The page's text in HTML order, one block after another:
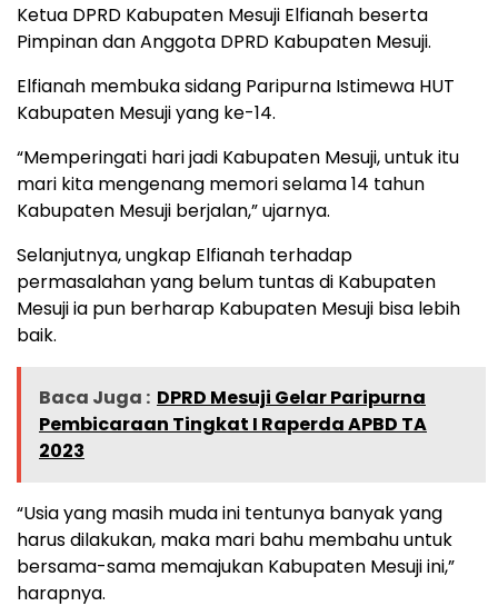
Ketua DPRD Kabupaten Mesuji Elfianah beserta
Pimpinan dan Anggota DPRD Kabupaten Mesuji.
Elfianah membuka sidang Paripurna Istimewa HUT
Kabupaten Mesuji yang ke-14.
“Memperingati hari jadi Kabupaten Mesuji, untuk itu
mari kita mengenang memori selama 14 tahun
Kabupaten Mesuji berjalan,” ujarnya.
Selanjutnya, ungkap Elfianah terhadap
permasalahan yang belum tuntas di Kabupaten
Mesuji ia pun berharap Kabupaten Mesuji bisa lebih
baik.
Baca Juga : DPRD Mesuji Gelar Paripurna
Pembicaraan Tingkat I Raperda APBD TA
2023
“Usia yang masih muda ini tentunya banyak yang
harus dilakukan, maka mari bahu membahu untuk
bersama-sama memajukan Kabupaten Mesuji ini,”
harapnya.